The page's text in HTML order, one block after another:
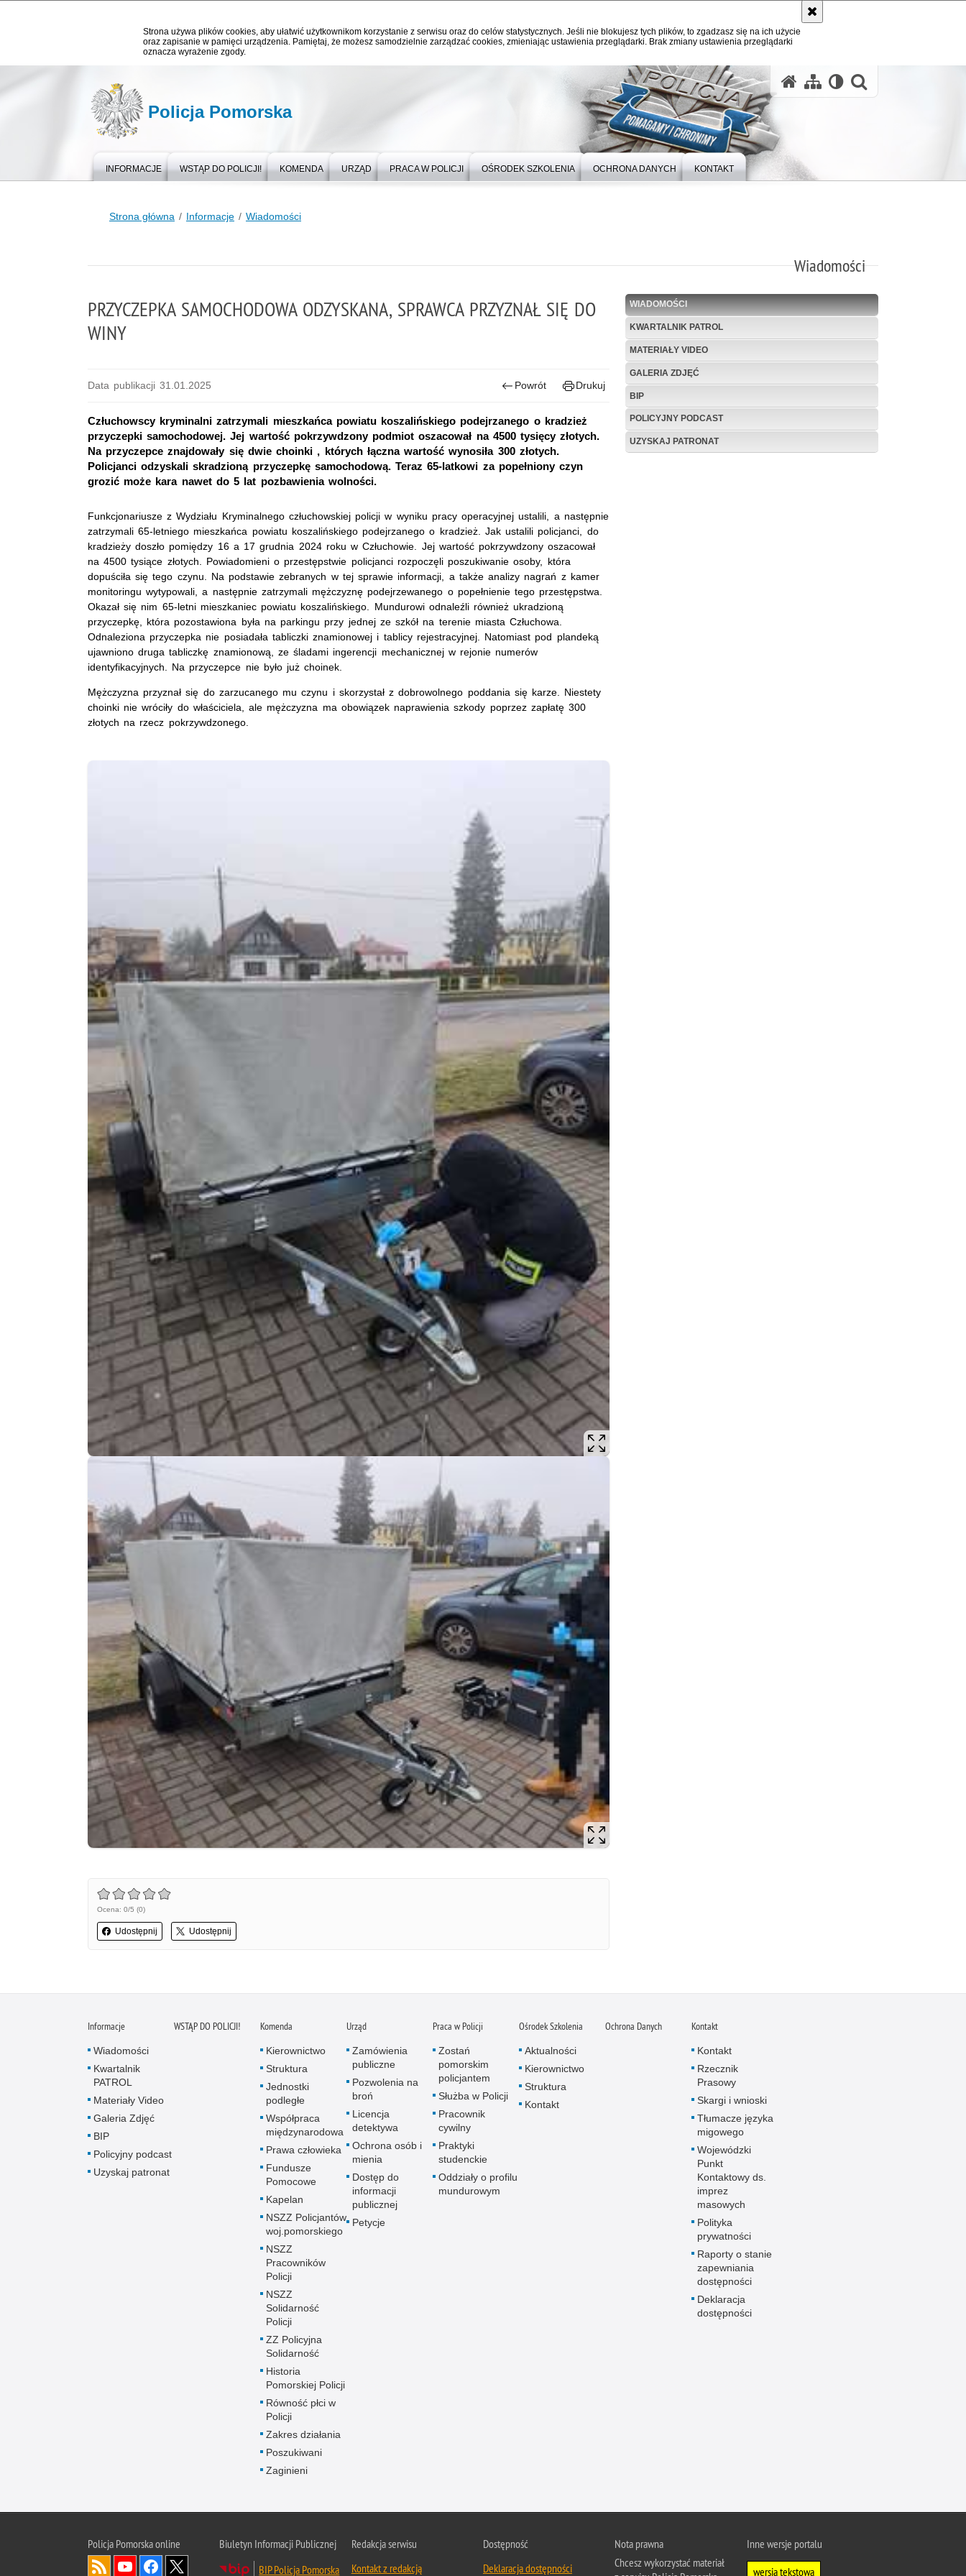
Strona używa plików cookies, aby ułatwić użytkownikom korzystanie z serwisu oraz do celów statystycznych. Jeśli nie blokujesz tych plików, to zgadzasz się na ich użycie
oraz zapisanie w pamięci urządzenia. Pamiętaj, że możesz samodzielnie zarządzać cookies, zmieniając ustawienia przeglądarki. Brak zmiany ustawienia przeglądarki
oznacza wyrażenie zgody.
Policja Pomorska
INFORMACJE WSTĄP DO POLICJI! KOMENDA URZĄD PRACA W POLICJI OŚRODEK SZKOLENIA OCHRONA DANYCH KONTAKT
Strona główna Informacje Wiadomości
Wiadomości
WIADOMOŚCI
KWARTALNIK PATROL
MATERIAŁY VIDEO
GALERIA ZDJĘĆ
BIP
POLICYJNY PODCAST
UZYSKAJ PATRONAT
PRZYCZEPKA SAMOCHODOWA ODZYSKANA, SPRAWCA PRZYZNAŁ SIĘ DO
WINY
Data publikacji 31.01.2025 Powrót Drukuj
Człuchowscy kryminalni zatrzymali mieszkańca powiatu koszalińskiego podejrzanego o kradzież
przyczepki samochodowej. Jej wartość pokrzywdzony podmiot oszacował na 4500 tysięcy złotych.
Na przyczepce znajdowały się dwie choinki , których łączna wartość wynosiła 300 złotych.
Policjanci odzyskali skradzioną przyczepkę samochodową. Teraz 65-latkowi za popełniony czyn
grozić może kara nawet do 5 lat pozbawienia wolności.
Funkcjonariusze z Wydziału Kryminalnego człuchowskiej policji w wyniku pracy operacyjnej ustalili, a następnie
zatrzymali 65-letniego mieszkańca powiatu koszalińskiego podejrzanego o kradzież. Jak ustalili policjanci, do
kradzieży doszło pomiędzy 16 a 17 grudnia 2024 roku w Człuchowie. Jej wartość pokrzywdzony oszacował
na 4500 tysiące złotych. Powiadomieni o przestępstwie policjanci rozpoczęli poszukiwanie osoby, która
dopuściła się tego czynu. Na podstawie zebranych w tej sprawie informacji, a także analizy nagrań z kamer
monitoringu wytypowali, a następnie zatrzymali mężczyznę podejrzewanego o popełnienie tego przestępstwa.
Okazał się nim 65-letni mieszkaniec powiatu koszalińskiego. Mundurowi odnaleźli również ukradzioną
przyczepkę, która pozostawiona była na parkingu przy jednej ze szkół na terenie miasta Człuchowa.
Odnaleziona przyczepka nie posiadała tabliczki znamionowej i tablicy rejestracyjnej. Natomiast pod plandeką
ujawniono druga tabliczkę znamionową, ze śladami ingerencji mechanicznej w rejonie numerów
identyfikacyjnych. Na przyczepce nie było już choinek.
Mężczyzna przyznał się do zarzucanego mu czynu i skorzystał z dobrowolnego poddania się karze. Niestety
choinki nie wróciły do właściciela, ale mężczyzna ma obowiązek naprawienia szkody poprzez zapłatę 300
złotych na rzecz pokrzywdzonego.
Ocena: 0/5 (0)
Udostępnij Udostępnij
Informacje
Wiadomości
Kwartalnik
PATROL
Materiały Video
Galeria Zdjęć
BIP
Policyjny podcast
Uzyskaj patronat
WSTĄP DO POLICJI! Komenda
Kierownictwo
Struktura
Jednostki
podległe
Współpraca
międzynarodowa
Prawa człowieka
Fundusze
Pomocowe
Kapelan
NSZZ Policjantów
woj.pomorskiego
NSZZ
Pracowników
Policji
NSZZ
Solidarność
Policji
ZZ Policyjna
Solidarność
Historia
Pomorskiej Policji
Równość płci w
Policji
Zakres działania
Poszukiwani
Zaginieni
Urząd
Zamówienia
publiczne
Pozwolenia na
broń
Licencja
detektywa
Ochrona osób i
mienia
Dostęp do
informacji
publicznej
Petycje
Praca w Policji
Zostań
pomorskim
policjantem
Służba w Policji
Pracownik
cywilny
Praktyki
studenckie
Oddziały o profilu
mundurowym
Ośrodek Szkolenia
Aktualności
Kierownictwo
Struktura
Kontakt
Ochrona Danych Kontakt
Kontakt
Rzecznik
Prasowy
Skargi i wnioski
Tłumacze języka
migowego
Wojewódzki
Punkt
Kontaktowy ds.
imprez
masowych
Polityka
prywatności
Raporty o stanie
zapewniania
dostępności
Deklaracja
dostępności
Policja Pomorska online
Biuletyn Informacji Publicznej
BIP Policja Pomorska
Redakcja serwisu
Kontakt z redakcją
Dostępność
Deklaracja dostępności
Nota prawna
Chcesz wykorzystać materiał
Inne wersje portalu
wersja tekstowa